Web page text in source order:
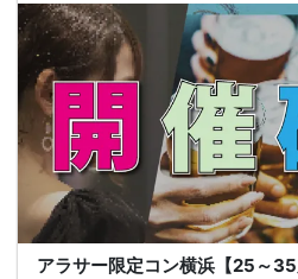
アラサー限定コン横浜【25～